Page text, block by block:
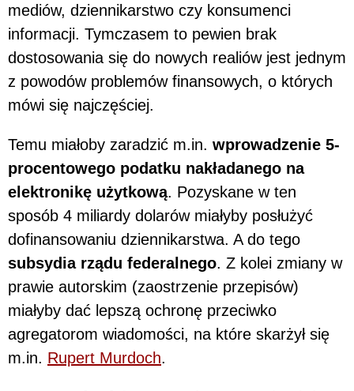
mediów, dziennikarstwo czy konsumenci
informacji. Tymczasem to pewien brak
dostosowania się do nowych realiów jest jednym
z powodów problemów finansowych, o których
mówi się najczęściej.
Temu miałoby zaradzić m.in. wprowadzenie 5-
procentowego podatku nakładanego na
elektronikę użytkową. Pozyskane w ten
sposób 4 miliardy dolarów miałyby posłużyć
dofinansowaniu dziennikarstwa. A do tego
subsydia rządu federalnego. Z kolei zmiany w
prawie autorskim (zaostrzenie przepisów)
miałyby dać lepszą ochronę przeciwko
agregatorom wiadomości, na które skarżył się
m.in. Rupert Murdoch.